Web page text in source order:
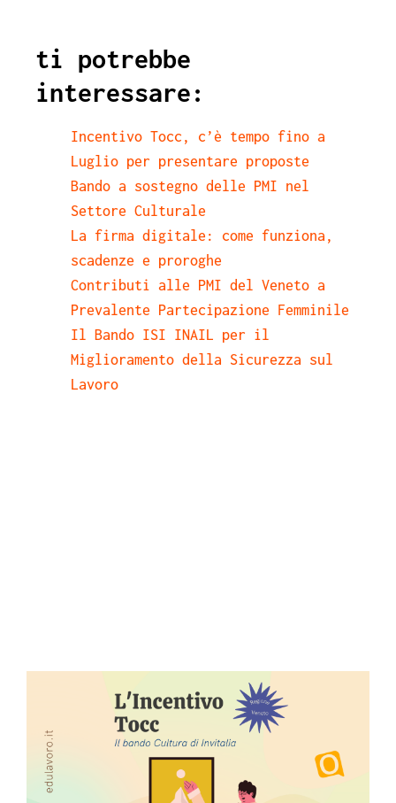
ti potrebbe
interessare:
Incentivo Tocc, c’è tempo fino a
Luglio per presentare proposte
Bando a sostegno delle PMI nel
Settore Culturale
La firma digitale: come funziona,
scadenze e proroghe
Contributi alle PMI del Veneto a
Prevalente Partecipazione Femminile
Il Bando ISI INAIL per il
Miglioramento della Sicurezza sul
Lavoro